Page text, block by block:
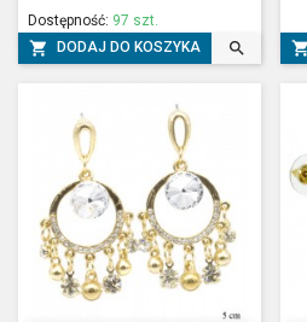
Dostępność: 97 szt.
 DODAJ DO KOSZYKA  